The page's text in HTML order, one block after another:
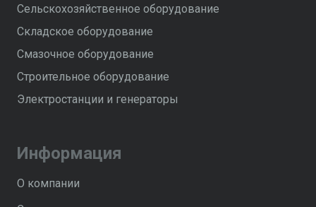
Сельскохозяйственное оборудование
Складское оборудование
Смазочное оборудование
Строительное оборудование
Электростанции и генераторы
Информация
О компании